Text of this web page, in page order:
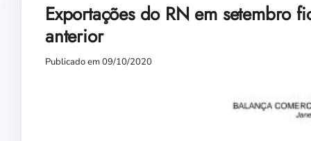
Exportações do RN em setembro
anterior
Publicado em 09/10/2020